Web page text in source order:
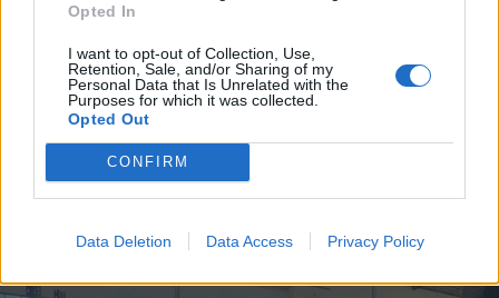
Opted In
I want to opt-out of Collection, Use,
Retention, Sale, and/or Sharing of my
Personal Data that Is Unrelated with the
Purposes for which it was collected.
Opted Out
CONFIRM
Data Deletion Data Access Privacy Policy
ALTRE NOTIZIE DI CANEGRATE